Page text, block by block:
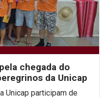
chegada do
grupo de peregrinas e peregrinos da Unicap
Unicap participam de